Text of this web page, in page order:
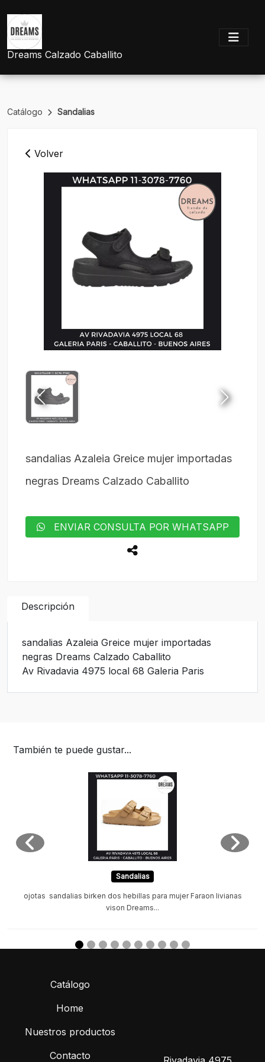
Dreams Calzado Caballito
Catálogo Sandalias
Volver
sandalias Azaleia Greice mujer importadas
negras Dreams Calzado Caballito
ENVIAR CONSULTA POR WHATSAPP
Descripción
sandalias Azaleia Greice mujer importadas
negras Dreams Calzado Caballito
Av Rivadavia 4975 local 68 Galeria Paris
También te puede gustar...
Sandalias
ojotas sandalias birken dos hebillas para mujer Faraon livianas
vison Dreams...
Catálogo
Home
Nuestros productos
Contacto